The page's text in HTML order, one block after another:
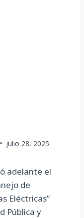
julio 28, 2025
adelante el
de
Eléctricas”
Pública y